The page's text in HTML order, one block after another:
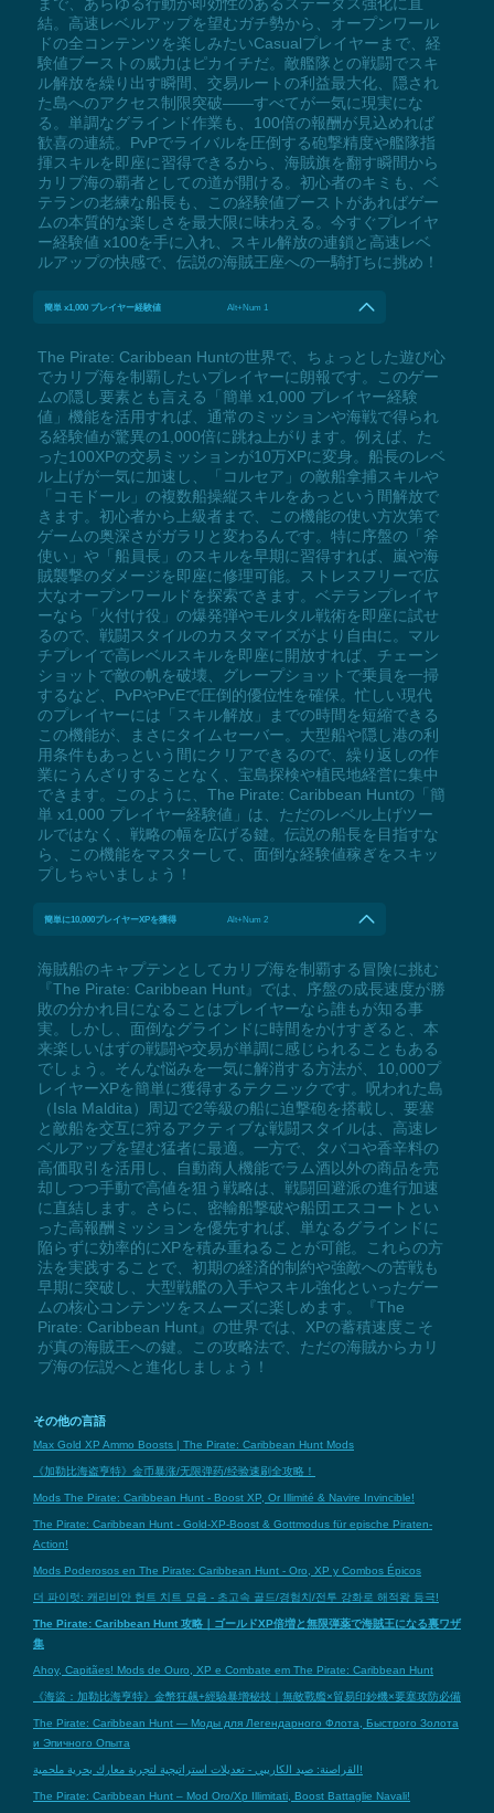
結。高速レベルアップを望むガチ勢から、オープンワール
ドの全コンテンツを楽しみたいCasualプレイヤーまで、経
験値ブーストの威力はピカイチだ。敵艦隊との戦闘でスキ
ル解放を繰り出す瞬間、交易ルートの利益最大化、隠され
た島へのアクセス制限突破——すべてが一気に現実にな
る。単調なグラインド作業も、100倍の報酬が見込めれば
歓喜の連続。PvPでライバルを圧倒する砲撃精度や艦隊指
揮スキルを即座に習得できるから、海賊旗を翻す瞬間から
カリブ海の覇者としての道が開ける。初心者のキミも、ベ
テランの老練な船長も、この経験値ブーストがあればゲー
ムの本質的な楽しさを最大限に味わえる。今すぐプレイヤ
ー経験値 x100を手に入れ、スキル解放の連鎖と高速レベ
ルアップの快感で、伝説の海賊王座への一騎打ちに挑め！
簡単 x1,000 プレイヤー経験値 Alt+Num 1
The Pirate: Caribbean Huntの世界で、ちょっとした遊び心
でカリブ海を制覇したいプレイヤーに朗報です。このゲー
ムの隠し要素とも言える「簡単 x1,000 プレイヤー経験
値」機能を活用すれば、通常のミッションや海戦で得られ
る経験値が驚異の1,000倍に跳ね上がります。例えば、た
った100XPの交易ミッションが10万XPに変身。船長のレベ
ル上げが一気に加速し、「コルセア」の敵船拿捕スキルや
「コモドール」の複数船操縦スキルをあっという間解放で
きます。初心者から上級者まで、この機能の使い方次第で
ゲームの奥深さがガラリと変わるんです。特に序盤の「斧
使い」や「船員長」のスキルを早期に習得すれば、嵐や海
賊襲撃のダメージを即座に修理可能。ストレスフリーで広
大なオープンワールドを探索できます。ベテランプレイヤ
ーなら「火付け役」の爆発弾やモルタル戦術を即座に試せ
るので、戦闘スタイルのカスタマイズがより自由に。マル
チプレイで高レベルスキルを即座に開放すれば、チェーン
ショットで敵の帆を破壊、グレープショットで乗員を一掃
するなど、PvPやPvEで圧倒的優位性を確保。忙しい現代
のプレイヤーには「スキル解放」までの時間を短縮できる
この機能が、まさにタイムセーバー。大型船や隠し港の利
用条件もあっという間にクリアできるので、繰り返しの作
業にうんざりすることなく、宝島探検や植民地経営に集中
できます。このように、The Pirate: Caribbean Huntの「簡
単 x1,000 プレイヤー経験値」は、ただのレベル上げツー
ルではなく、戦略の幅を広げる鍵。伝説の船長を目指すな
ら、この機能をマスターして、面倒な経験値稼ぎをスキッ
プしちゃいましょう！
簡単に10,000プレイヤーXPを獲得 Alt+Num 2
海賊船のキャプテンとしてカリブ海を制覇する冒険に挑む
『The Pirate: Caribbean Hunt』では、序盤の成長速度が勝
敗の分かれ目になることはプレイヤーなら誰もが知る事
実。しかし、面倒なグラインドに時間をかけすぎると、本
来楽しいはずの戦闘や交易が単調に感じられることもある
でしょう。そんな悩みを一気に解消する方法が、10,000プ
レイヤーXPを簡単に獲得するテクニックです。呪われた島
（Isla Maldita）周辺で2等級の船に迫撃砲を搭載し、要塞
と敵船を交互に狩るアクティブな戦闘スタイルは、高速レ
ベルアップを望む猛者に最適。一方で、タバコや香辛料の
高価取引を活用し、自動商人機能でラム酒以外の商品を売
却しつつ手動で高値を狙う戦略は、戦闘回避派の進行加速
に直結します。さらに、密輸船撃破や船団エスコートとい
った高報酬ミッションを優先すれば、単なるグラインドに
陥らずに効率的にXPを積み重ねることが可能。これらの方
法を実践することで、初期の経済的制約や強敵への苦戦も
早期に突破し、大型戦艦の入手やスキル強化といったゲー
ムの核心コンテンツをスムーズに楽しめます。『The
Pirate: Caribbean Hunt』の世界では、XPの蓄積速度こそ
が真の海賊王への鍵。この攻略法で、ただの海賊からカリ
ブ海の伝説へと進化しましょう！
その他の言語
Max Gold XP Ammo Boosts | The Pirate: Caribbean Hunt Mods
《加勒比海盗亨特》金币暴涨/无限弹药/经验速刷全攻略！
Mods The Pirate: Caribbean Hunt - Boost XP, Or Illimité & Navire Invincible!
The Pirate: Caribbean Hunt - Gold-XP-Boost & Gottmodus für epische Piraten-
Action!
Mods Poderosos en The Pirate: Caribbean Hunt - Oro, XP y Combos Épicos
더 파이럿: 캐리비안 헌트 치트 모음 - 초고속 골드/경험치/전투 강화로 해적왕 등극!
The Pirate: Caribbean Hunt 攻略｜ゴールドXP倍増と無限弾薬で海賊王になる裏ワザ
集
Ahoy, Capitães! Mods de Ouro, XP e Combate em The Pirate: Caribbean Hunt
《海盜：加勒比海亨特》金幣狂飆+經驗暴增秘技｜無敵戰艦×貿易印鈔機×要塞攻防必備
The Pirate: Caribbean Hunt — Моды для Легендарного Флота, Быстрого Золота
и Эпичного Опыта
القراصنة: صيد الكاريبي - تعديلات استراتيجية لتجربة معارك بحرية ملحمية!
The Pirate: Caribbean Hunt – Mod Oro/Xp Illimitati, Boost Battaglie Navali!